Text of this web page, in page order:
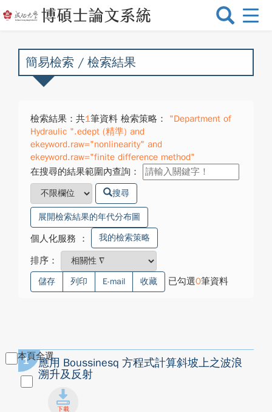
選
換
簡易檢索 / 檢索結果
檢索結果：共1筆資料 檢索策略：
"Department of
Hydraulic ".edept (精準) and
ekeyword.raw="nonlinearity" and
ekeyword.raw="finite difference method"
在搜尋的結果範圍內查詢：
搜尋
展開檢索結果的年代分布圖
個人化服務 ： 我的檢索策略
排序：
儲存 列印 E-mail 收藏 已勾選0筆資料
本頁全選
1
應用 Boussinesq 方程式計算斜坡上之波浪
溯升及反射